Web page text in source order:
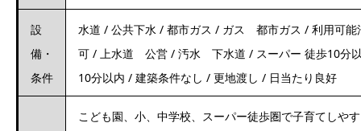
設
備・
条件
水道 / 公共下水 / 都市ガス / ガス 都市ガス / 利用可
可 / 上水道 公営 / 汚水 下水道 / スーパー 徒歩10分
10分以内 / 建築条件なし / 更地渡し / 日当たり良好
こども園、小、中学校、スーパー徒歩圏で子育てしや